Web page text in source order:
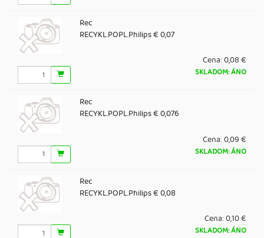
Rec
RECYKL.POPL.Philips € 0,07
Cena:0,08 €
SKLADOM: ÁNO
Rec
RECYKL.POPL.Philips € 0,076
Cena:0,09 €
SKLADOM: ÁNO
Rec
RECYKL.POPL.Philips € 0,08
Cena:0,10 €
SKLADOM: ÁNO